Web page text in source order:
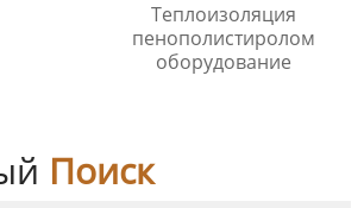
Теплоизоляция
пенополистиролом
оборудование
Поиск